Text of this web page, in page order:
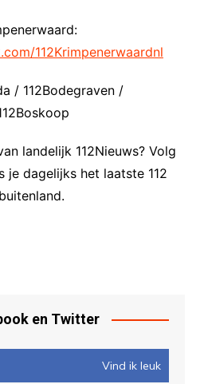
112Krimpenerwaardnl
/ 112Bodegraven /
landelijk 112Nieuws? Volg
je dagelijks het laatste 112
en Twitter
Vind ik leuk